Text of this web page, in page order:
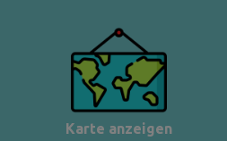
Karte anzeigen